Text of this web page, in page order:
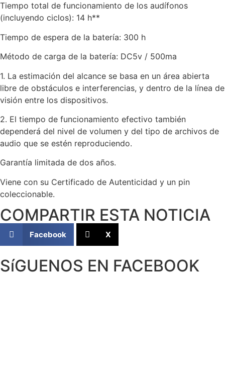
Tiempo total de funcionamiento de los audífonos
(incluyendo ciclos): 14 h**
Tiempo de espera de la batería: 300 h
Método de carga de la batería: DC5v / 500ma
1. La estimación del alcance se basa en un área abierta
libre de obstáculos e interferencias, y dentro de la línea de
visión entre los dispositivos.
2. El tiempo de funcionamiento efectivo también
dependerá del nivel de volumen y del tipo de archivos de
audio que se estén reproduciendo.
Garantía limitada de dos años.
Viene con su Certificado de Autenticidad y un pin
coleccionable.
COMPARTIR ESTA NOTICIA
Facebook X
SíGUENOS EN FACEBOOK